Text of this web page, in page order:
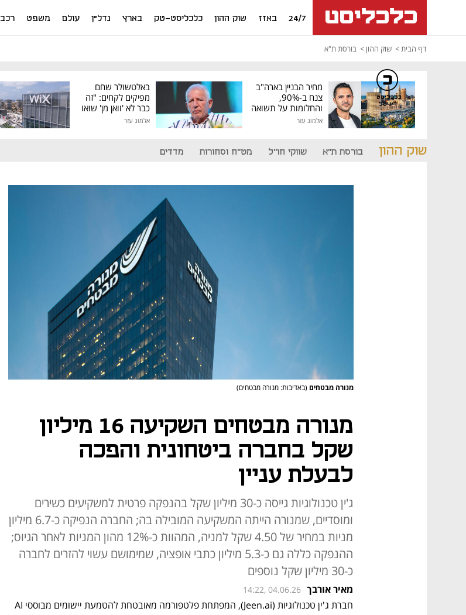
24/7 באזז שוק ההון כלכליסט-טק בארץ נדל"ן עולם משפט רכב
דף הבית שוק ההון בורסת ת"א
מחיר הבניין בארה"ב
צנח ב-90%,
והחלומות על תשואה
גבוהה התנפצו
אלמוג עזר
באלטשולר שחם
מפיקים לקחים: "זה
כבר לא 'וואן מן' שואו
של גילעד"
אלמוג עזר
שוק ההון בורסת ת"א שווקי חו"ל מט"ח וסחורות מדדים
מנורה מבטחים (באדיבות: מנורה מבטחים)
כלכליסט
דיגיטל
מנורה מבטחים השקיעה 16 מיליון
שקל בחברה ביטחונית והפכה
לבעלת עניין
ג'ין טכנולוגיות גייסה כ-30 מיליון שקל בהנפקה פרטית למשקיעים כשירים
ומוסדיים, שמנורה הייתה המשקיעה המובילה בה; החברה הנפיקה כ-6.7 מיליון
מניות במחיר של 4.50 שקל למניה, המהוות כ-12% מהון המניות לאחר הגיוס;
ההנפקה כללה גם כ-5.3 מיליון כתבי אופציה, שמימושם עשוי להזרים לחברה
כ-30 מיליון שקל נוספים
מאיר אורבך 14:22, 04.06.26